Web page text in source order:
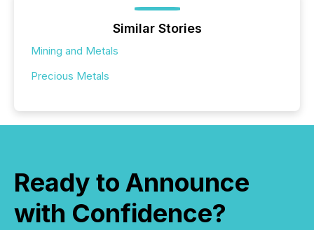
Similar Stories
Mining and Metals
Precious Metals
Ready to Announce
with Confidence?